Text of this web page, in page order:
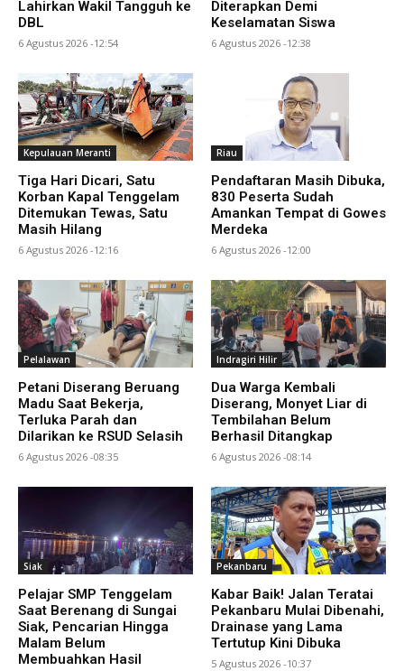
Lahirkan Wakil Tangguh ke
DBL
6 Agustus 2026 -12:54
Diterapkan Demi
Keselamatan Siswa
6 Agustus 2026 -12:38
Kepulauan Meranti
Tiga Hari Dicari, Satu
Korban Kapal Tenggelam
Ditemukan Tewas, Satu
Masih Hilang
6 Agustus 2026 -12:16
Riau
Pendaftaran Masih Dibuka,
830 Peserta Sudah
Amankan Tempat di Gowes
Merdeka
6 Agustus 2026 -12:00
Pelalawan
Petani Diserang Beruang
Madu Saat Bekerja,
Terluka Parah dan
Dilarikan ke RSUD Selasih
6 Agustus 2026 -08:35
Indragiri Hilir
Dua Warga Kembali
Diserang, Monyet Liar di
Tembilahan Belum
Berhasil Ditangkap
6 Agustus 2026 -08:14
Siak
Pelajar SMP Tenggelam
Saat Berenang di Sungai
Siak, Pencarian Hingga
Malam Belum
Membuahkan Hasil
Pekanbaru
Kabar Baik! Jalan Teratai
Pekanbaru Mulai Dibenahi,
Drainase yang Lama
Tertutup Kini Dibuka
5 Agustus 2026 -10:37